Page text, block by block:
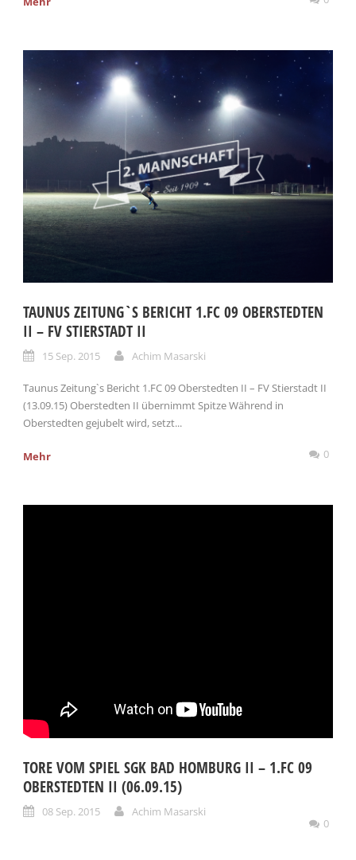
TAUNUS ZEITUNG`S BERICHT 1.FC 09 OBERSTEDTEN
II – FV STIERSTADT II
15 Sep. 2015 Achim Masarski
Taunus Zeitung`s Bericht 1.FC 09 Oberstedten II – FV Stierstadt II
(13.09.15) Oberstedten II übernimmt Spitze Während in
Oberstedten gejubelt wird, setzt...
Mehr 0
TORE VOM SPIEL SGK BAD HOMBURG II – 1.FC 09
OBERSTEDTEN II (06.09.15)
08 Sep. 2015
Achim Masarski
0